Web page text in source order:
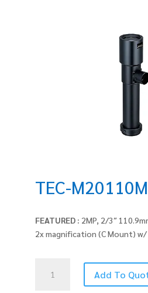
TEC-
FEATURED : 2MP, 2/3″
2x magnification (C Mount) w/
M20110MPC
Add To